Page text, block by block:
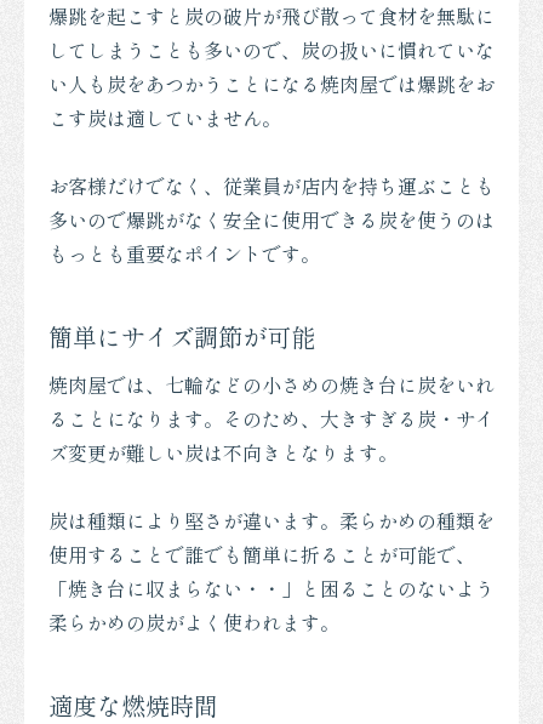
爆跳を起こすと炭の破片が飛び散って食材を無駄に
してしまうことも多いので、炭の扱いに慣れていな
い人も炭をあつかうことになる焼肉屋では爆跳をお
こす炭は適していません。
お客様だけでなく、従業員が店内を持ち運ぶことも
多いので爆跳がなく安全に使用できる炭を使うのは
もっとも重要なポイントです。
簡単にサイズ調節が可能
焼肉屋では、七輪などの小さめの焼き台に炭をいれ
ることになります。そのため、大きすぎる炭・サイ
ズ変更が難しい炭は不向きとなります。
炭は種類により堅さが違います。柔らかめの種類を
使用することで誰でも簡単に折ることが可能で、
「焼き台に収まらない・・」と困ることのないよう
柔らかめの炭がよく使われます。
適度な燃焼時間